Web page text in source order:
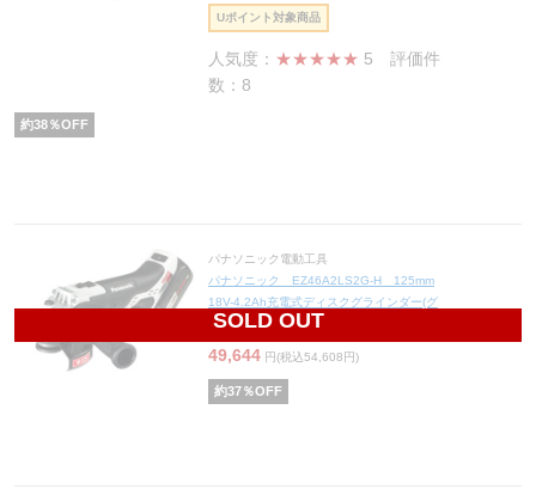
Uポイント対象商品
人気度： ★★★★★ 5 評価件
数：8
約38％OFF
SOLD OUT
パナソニック電動工具
パナソニック EZ46A2LS2G-H 125mm
18V-4.2Ah充電式ディスクグラインダー(グ
レー・LS電池セット)
49,644 円(税込54,608円)
約37％OFF